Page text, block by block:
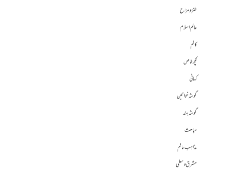
طنز و مزاح
عالم اسلام
کالم
کچھ خاص
کہانی
گوشہ خواتین
گوشہ ہند
مباحث
مذاہب عالم
مشرق وسطی